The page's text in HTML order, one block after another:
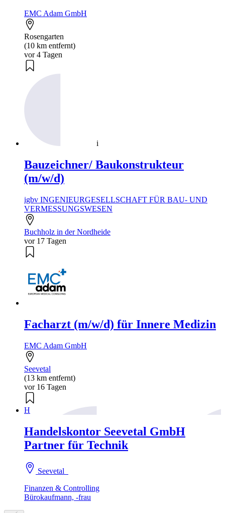
EMC Adam GmbH
Rosengarten
(10 km entfernt)
vor 4 Tagen
i
Bauzeichner/ Baukonstrukteur
(m/w/d)
igbv INGENIEURGESELLSCHAFT FÜR BAU- UND
VERMESSUNGSWESEN
Buchholz in der Nordheide
vor 17 Tagen
Facharzt (m/w/d) für Innere Medizin
EMC Adam GmbH
Seevetal
(13 km entfernt)
vor 16 Tagen
H
Handelskontor Seevetal GmbH
Partner für Technik
Seevetal
Finanzen & Controlling
Bürokaufmann, -frau